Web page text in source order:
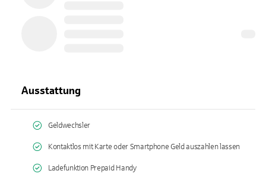
Ausstattung
Geldwechsler
Kontaktlos mit Karte oder Smartphone Geld auszahlen lassen
Ladefunktion Prepaid Handy